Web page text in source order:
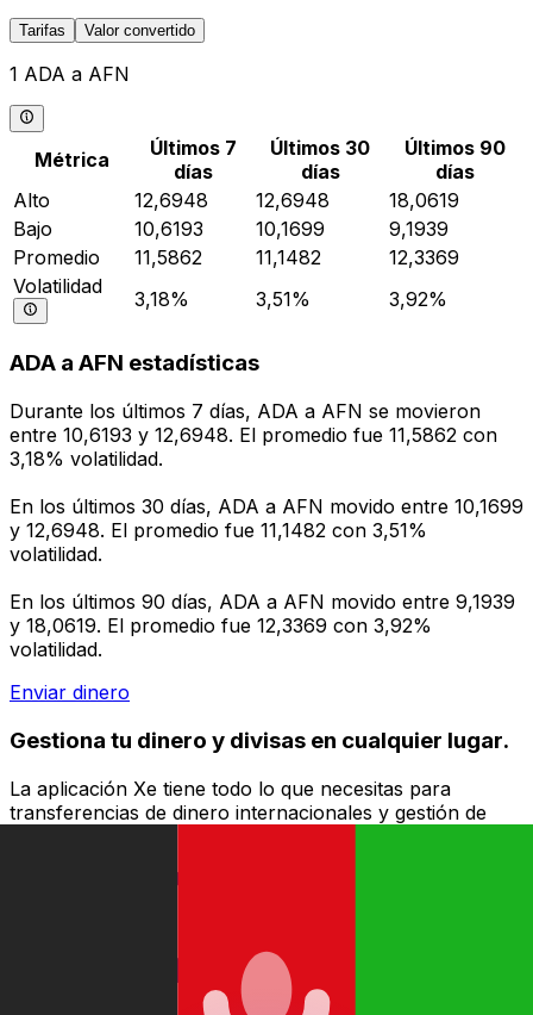
Tarifas Valor convertido
1 ADA a AFN
Métrica
Últimos 7
días
Últimos 30
días
Últimos 90
días
Alto
12,6948 12,6948
18,0619
Bajo
10,6193 10,1699
9,1939
Promedio
11,5862 11,1482
12,3369
Volatilidad
3,18% 3,51% 3,92%
ADA a AFN estadísticas
Durante los últimos 7 días, ADA a AFN se movieron
entre 10,6193 y 12,6948. El promedio fue 11,5862 con
3,18% volatilidad.
En los últimos 30 días, ADA a AFN movido entre 10,1699
y 12,6948. El promedio fue 11,1482 con 3,51%
volatilidad.
En los últimos 90 días, ADA a AFN movido entre 9,1939
y 18,0619. El promedio fue 12,3369 con 3,92%
volatilidad.
Enviar dinero
Gestiona tu dinero y divisas en cualquier lugar.
La aplicación Xe tiene todo lo que necesitas para
transferencias de dinero internacionales y gestión de